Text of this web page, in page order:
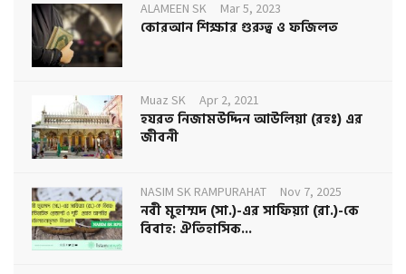
ALAMEEN SK Mar 5, 2023
কোরআন শিক্ষার গুরুত্ব ও ফজিলত
Muaz SK Apr 2, 2021
হযরত নিজামউদ্দিন আউলিয়া (রহঃ) এর
জীবনী
NASIM SK RAMPURAHAT Nov 7, 2025
নবী মুহাম্মদ (সা.)-এর সাফিয়্যা (রা.)-কে
বিবাহ: ঐতিহাসিক...